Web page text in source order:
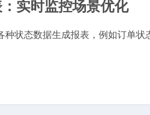
实时监控场景优化
种状态数据生成报表，例如订单